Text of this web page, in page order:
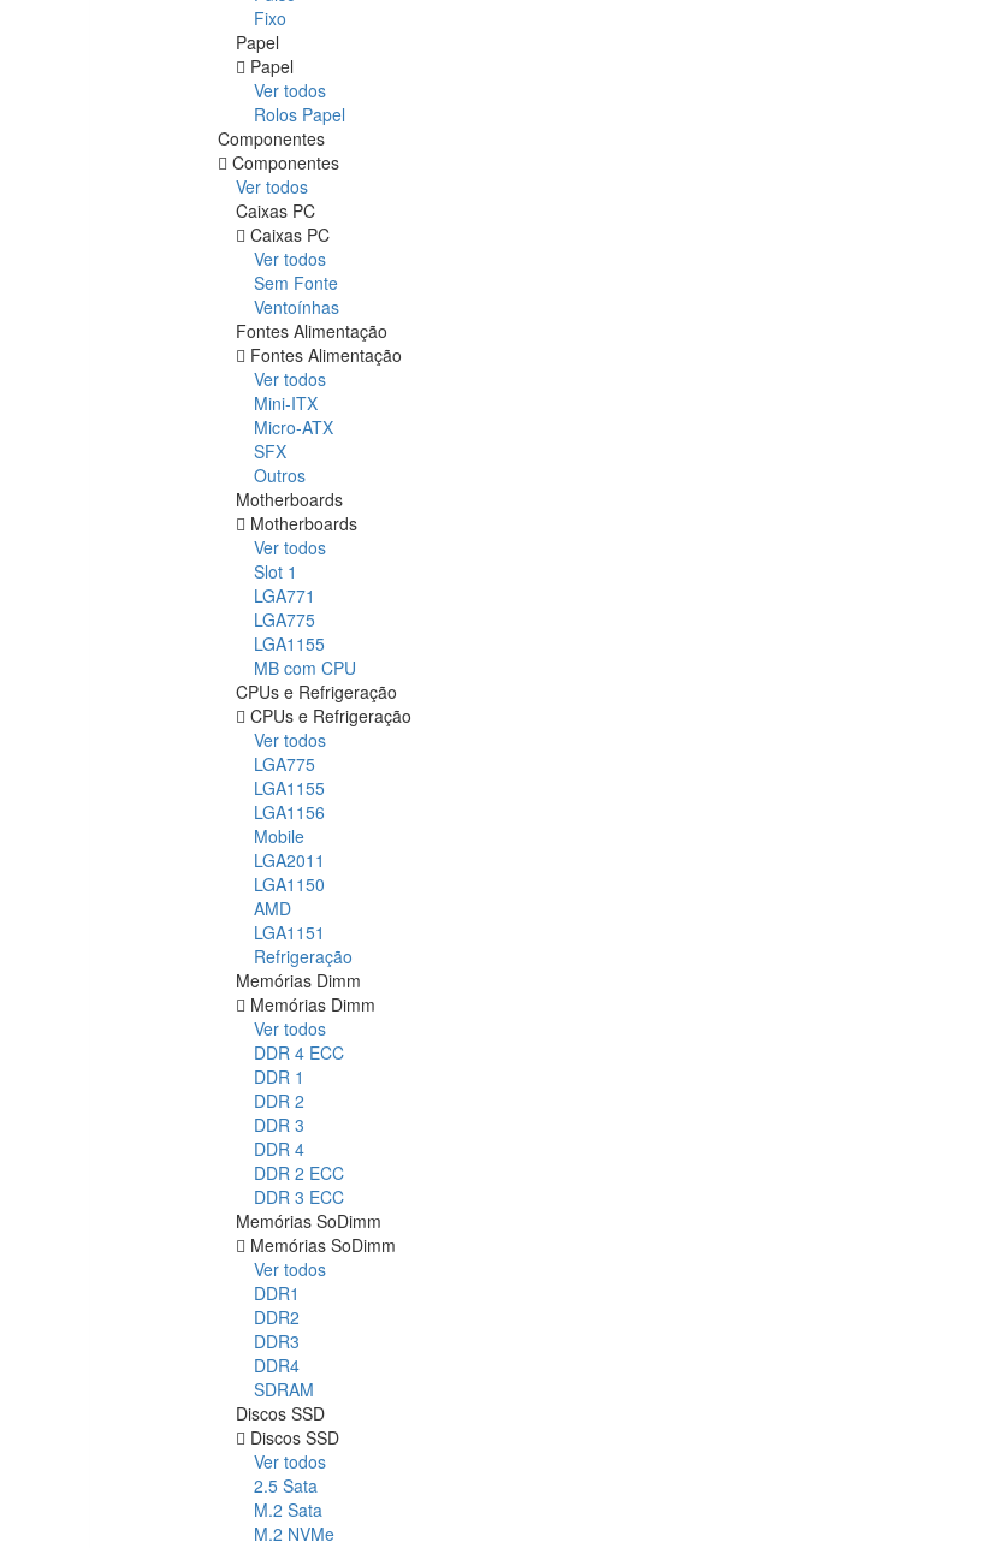
Fixo
Papel
Papel
Ver todos
Rolos Papel
Componentes
Componentes
Ver todos
Caixas PC
Caixas PC
Ver todos
Sem Fonte
Ventoínhas
Fontes Alimentação
Fontes Alimentação
Ver todos
Mini-ITX
Micro-ATX
SFX
Outros
Motherboards
Motherboards
Ver todos
Slot 1
LGA771
LGA775
LGA1155
MB com CPU
CPUs e Refrigeração
CPUs e Refrigeração
Ver todos
LGA775
LGA1155
LGA1156
Mobile
LGA2011
LGA1150
AMD
LGA1151
Refrigeração
Memórias Dimm
Memórias Dimm
Ver todos
DDR 4 ECC
DDR 1
DDR 2
DDR 3
DDR 4
DDR 2 ECC
DDR 3 ECC
Memórias SoDimm
Memórias SoDimm
Ver todos
DDR1
DDR2
DDR3
DDR4
SDRAM
Discos SSD
Discos SSD
Ver todos
2.5 Sata
M.2 Sata
M.2 NVMe